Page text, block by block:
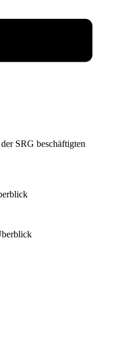
SRG beschäftigten